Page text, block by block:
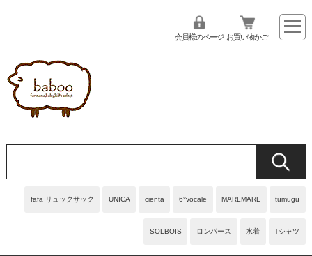
fafa リュックサック UNICA cienta 6°vocale MARLMARL tumugu
SOLBOIS ロンパース 水着 Tシャツ
会員様のページ お買い物かご